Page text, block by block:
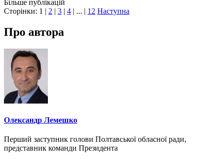
Більше публікацій
Сторінки: 1 | 2 | 3 | 4 | ... | 12 Наступна
Про автора
Олександр Лемешко
Перший заступник голови Полтавської обласної ради,
представник команди Президента